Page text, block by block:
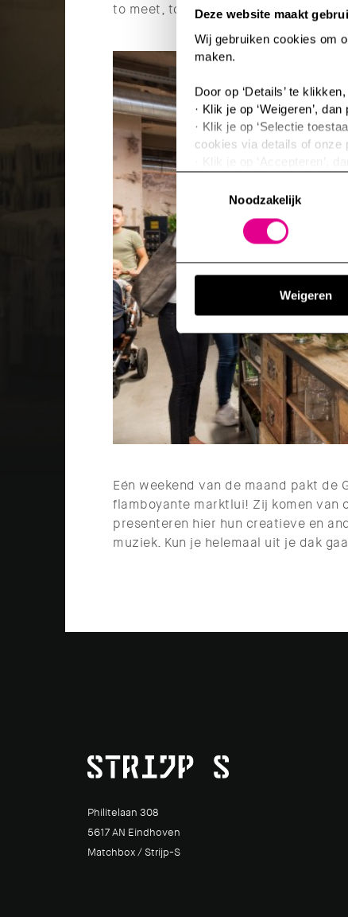
Deze website maakt
Wij gebruiken cookies om
maken.
Door op ‘Details’ te
· Klik je op ‘Weigeren’,
· Klik je op ‘Selectie
cookies via details of onze
· Klik je op ‘Accepteren’,
Je kunt jouw
We werken samen met
Noodzakelijk
Weigeren
to meet, to relax, to enjoy.
Eén weekend van de maand pakt
flamboyante marktlui! Zij komen van
presenteren hier hun creatieve en
muziek. Kun je helemaal uit je dak
Philitelaan 308
5617 AN Eindhoven
Matchbox / Strijp-S